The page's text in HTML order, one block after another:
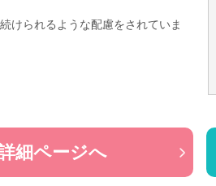
けられるような配慮をされていま
細ページへ